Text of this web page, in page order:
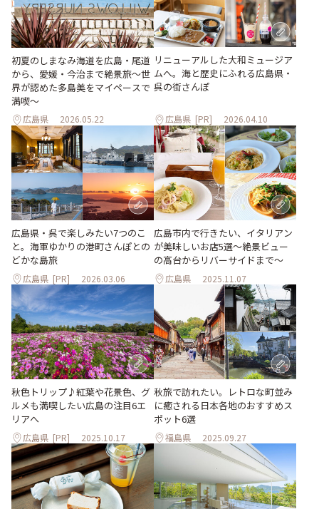
初夏のしまなみ海道を広島・尾道
から、愛媛・今治まで絶景旅〜世
界が認めた多島美をマイペースで
満喫〜
広島県 2026.05.22
リニューアルした大和ミュージア
ムへ。海と歴史にふれる広島県・
呉の街さんぽ
広島県 [PR] 2026.04.10
広島県・呉で楽しみたい7つのこ
と。海軍ゆかりの港町さんぽとの
どかな島旅
広島県 [PR] 2026.03.06
広島市内で行きたい、イタリアン
が美味しいお店5選〜絶景ビュー
の高台からリバーサイドまで〜
広島県 2025.11.07
秋色トリップ♪紅葉や花景色、グ
ルメも満喫したい広島の注目6エ
リアへ
広島県 [PR] 2025.10.17
秋旅で訪れたい。レトロな町並み
に癒される日本各地のおすすめス
ポット6選
福島県 2025.09.27